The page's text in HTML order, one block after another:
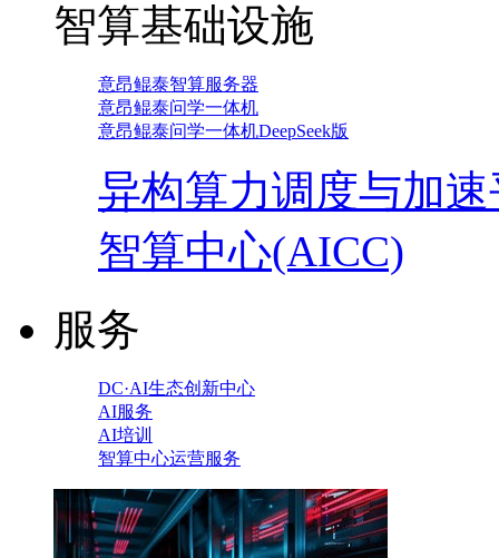
智算基础设施
意昂鲲泰智算服务器
意昂鲲泰问学一体机
意昂鲲泰问学一体机DeepSeek版
异构算力调度与加
智算中心(AICC)
服务
DC·AI生态创新中心
AI服务
AI培训
智算中心运营服务